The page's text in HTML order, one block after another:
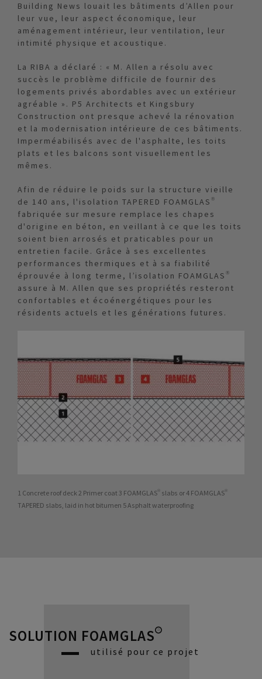
Building News louait les bâtiments d’Allen pour
leur vue, leur aspect économique, leur
aménagement intérieur, leur ventilation, leur
intimité physique et acoustique.
La RIBA a déclaré : « M. Allen a résolu avec
succès le problème difficile de fournir des
logements privés abordables avec un extérieur
agréable ». P5 Architects et Kingsbury
Construction ont presque achevé la rénovation
et la modernisation intérieure de ces bâtiments.
Imperméabilisés avec de l'asphalte, les toits
plats et les balcons sont visuellement les
mêmes.
Afin de réduire le poids sur la structure vieille
de 140 ans, l'isolation TAPERED FOAMGLAS®
fabriquée sur mesure remplace les chapes
d'origine en béton, en veillant à ce que les toits
soient bien arrosés et praticables pour un
entretien facile. Grâce à ses excellentes
performances thermiques et à sa fiabilité
éprouvée à long terme, l’isolation FOAMGLAS®
assure à M. Allen que ses propriétés resteront
confortables et écoénergétiques pour les
résidents actuels et les générations futures.
1 Concrete roof deck 2 Primer coat 3 FOAMGLAS® slabs or 4 FOAMGLAS®
TAPERED slabs, laid in hot bitumen 5 Asphalt waterproofing
SOLUTION FOAMGLAS®
utilisé pour ce projet